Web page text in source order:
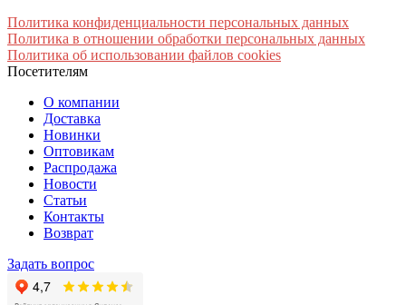
Политика конфиденциальности персональных данных
Политика в отношении обработки персональных данных
Политика об использовании файлов cookies
Посетителям
О компании
Доставка
Новинки
Оптовикам
Распродажа
Новости
Статьи
Контакты
Возврат
Задать вопрос